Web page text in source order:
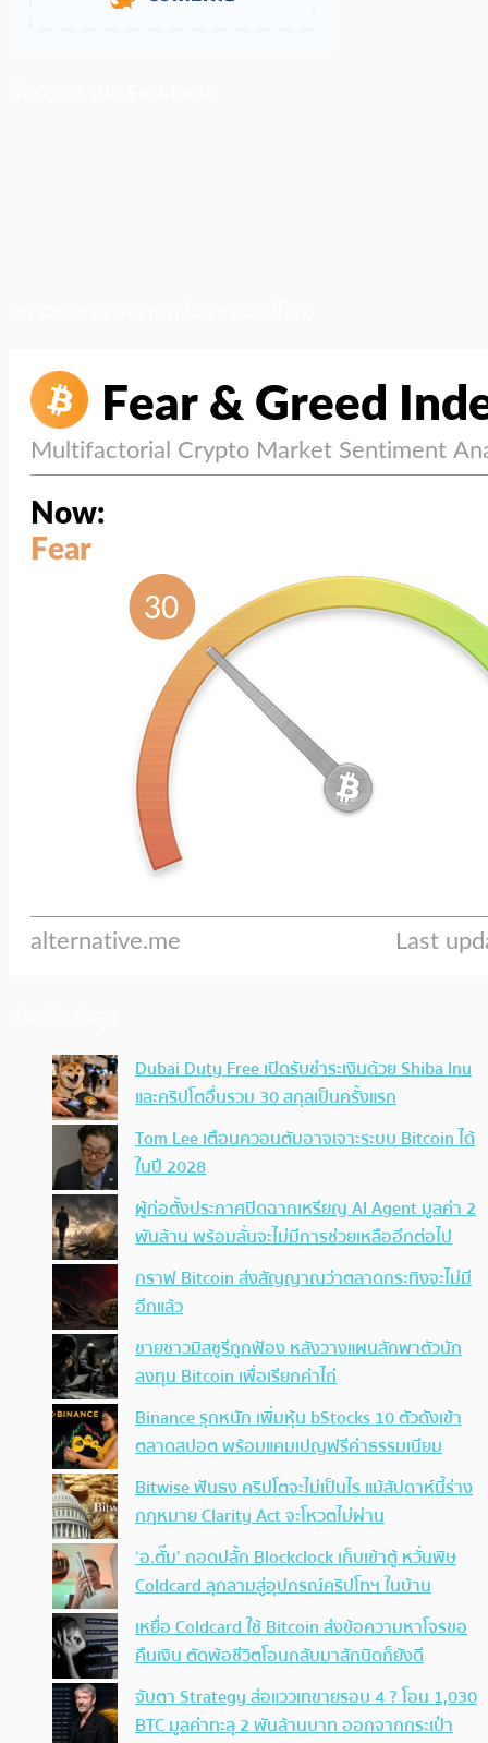
Dubai Duty Free เปิดรับชำระเงินด้วย Shiba Inu
และคริปโตอื่นรวม 30 สกุลเป็นครั้งแรก
Tom Lee เตือนควอนตัมอาจเจาะระบบ Bitcoin ได้
ในปี 2028
ผู้ก่อตั้งประกาศปิดฉากเหรียญ AI Agent มูลค่า 2
พันล้าน พร้อมลั่นจะไม่มีการช่วยเหลืออีกต่อไป
กราฟ Bitcoin ส่งสัญญาณว่าตลาดกระทิงจะไม่มี
อีกแล้ว
ชายชาวมิสซูรีถูกฟ้อง หลังวางแผนลักพาตัวนัก
ลงทุน Bitcoin เพื่อเรียกค่าไถ่
Binance รุกหนัก เพิ่มหุ้น bStocks 10 ตัวดังเข้า
ตลาดสปอต พร้อมแคมเปญฟรีค่าธรรมเนียม
Bitwise ฟันธง คริปโตจะไม่เป็นไร แม้สัปดาห์นี้ร่าง
กฎหมาย Clarity Act จะโหวตไม่ผ่าน
‘อ.ตั๊ม’ ถอดปลั้ก Blockclock เก็บเข้าตู้ หวั่นพิษ
Coldcard ลุกลามสู่อุปกรณ์คริปโทฯ ในบ้าน
เหยื่อ Coldcard ใช้ Bitcoin ส่งข้อความหาโจรขอ
คืนเงิน ตัดพ้อชีวิตโอนกลับมาสักนิดก็ยังดี
จับตา Strategy ส่อแววเทขายรอบ 4 ? โอน 1,030
BTC มูลค่าทะลุ 2 พันล้านบาท ออกจากกระเป๋า